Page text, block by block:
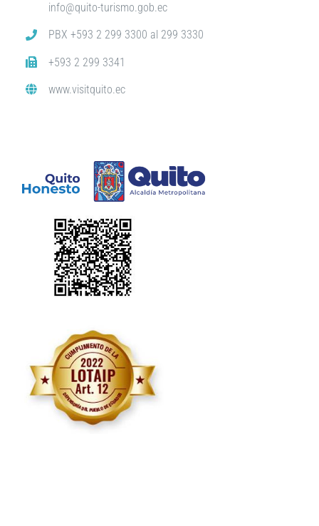
info@quito-turismo.gob.ec
PBX +593 2 299 3300 al 299 3330
+593 2 299 3341
www.visitquito.ec